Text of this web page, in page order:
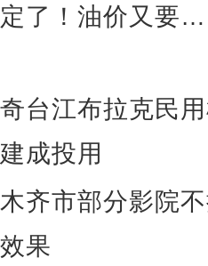
了！油价又要
台江布拉克民
成投用
齐市部分影院
果